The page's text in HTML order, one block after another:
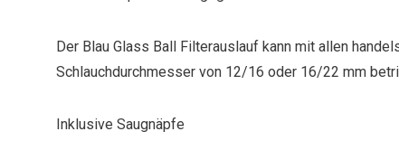
Der Blau Glass Ball Filterauslauf kann mit allen
Schlauchdurchmesser von 12/16 oder 16/22 mm
Inklusive Saugnäpfe